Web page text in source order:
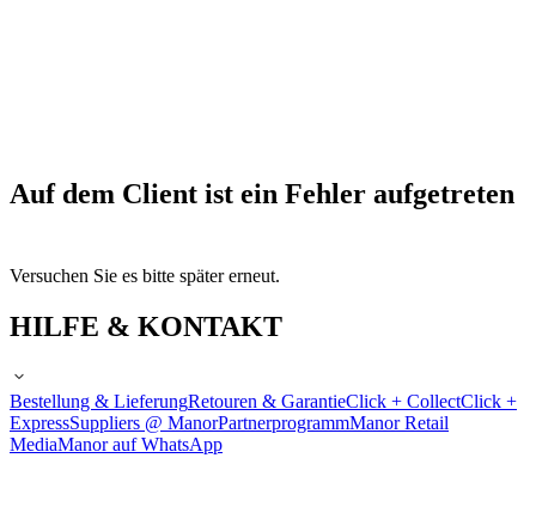
Auf dem Client ist ein Fehler aufgetreten
Versuchen Sie es bitte später erneut.
HILFE & KONTAKT
Bestellung & LieferungRetouren & GarantieClick + CollectClick +
ExpressSuppliers @ ManorPartnerprogrammManor Retail
MediaManor auf WhatsApp